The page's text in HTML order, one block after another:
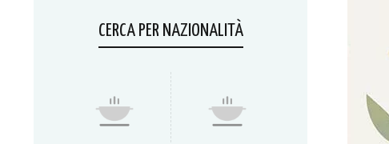
CERCA PER NAZIONALITÀ